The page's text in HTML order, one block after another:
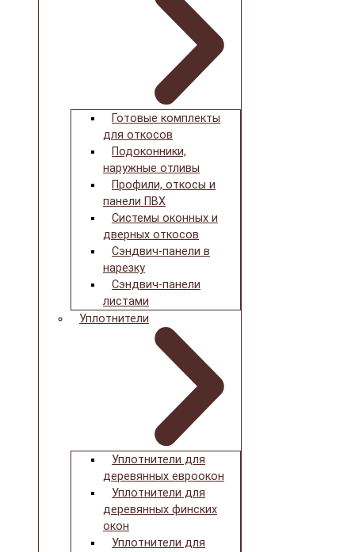
Готовые комплекты
для откосов
Подоконники,
наружные отливы
Профили, откосы и
панели ПВХ
Системы оконных и
дверных откосов
Сэндвич-панели в
нарезку
Сэндвич-панели
листами
Уплотнители
Уплотнители для
деревянных евроокон
Уплотнители для
деревянных финских
окон
Уплотнители для